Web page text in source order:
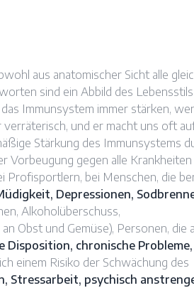
aus anatomischer Sicht alle
sind ein Abbild des
Immunsystem immer stärken,
und er macht uns oft
Stärkung des Immunsystems
Vorbeugung gegen alle Krankheiten
Profisportlern, bei Menschen, die
Depressionen,
Alkoholüberschuss,
Obst und Gemüse), Personen, die
Disposition, chronische Probleme,
einem Risiko der Schwächung des
Stressarbeit, psychisch